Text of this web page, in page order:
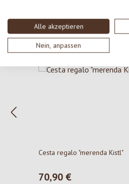
Alle akzeptieren
Nein, anpassen
Salta la galleria dei prodotti
Potrebbero interessarti anche
Cesta regalo "merenda Kistl"
Prezzo normale:
70,90 €